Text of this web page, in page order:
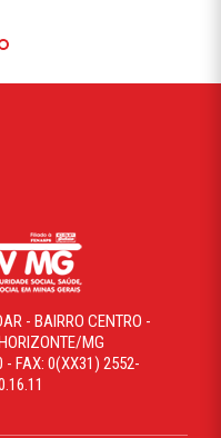
- BAIRRO CENTRO -
MG
- FAX: 0(XX31) 2552-